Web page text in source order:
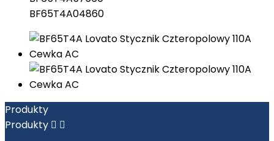
BF65T4A04860
Produkty
Produkty  